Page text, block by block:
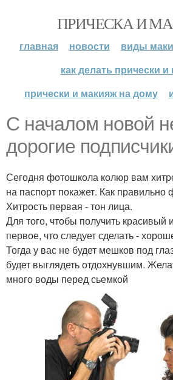
ПРИЧЕСКА И
главная новости
виды
как делать прически
прически и макияж на дому
С началом новой
дорогие
Сегодня фотошкола колюр вам
на паспорт покажет. Как правильно
Хитрость первая - тон лица.
Для того, чтобы получить красивый
первое, что следует сделать -
Тогда у вас не будет мешков под
будет выглядеть отдохнувшим.
много воды перед сьемкой